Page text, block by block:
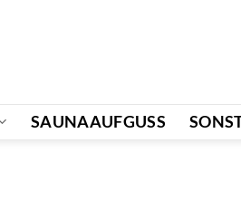
SAUNAAUFGUSS